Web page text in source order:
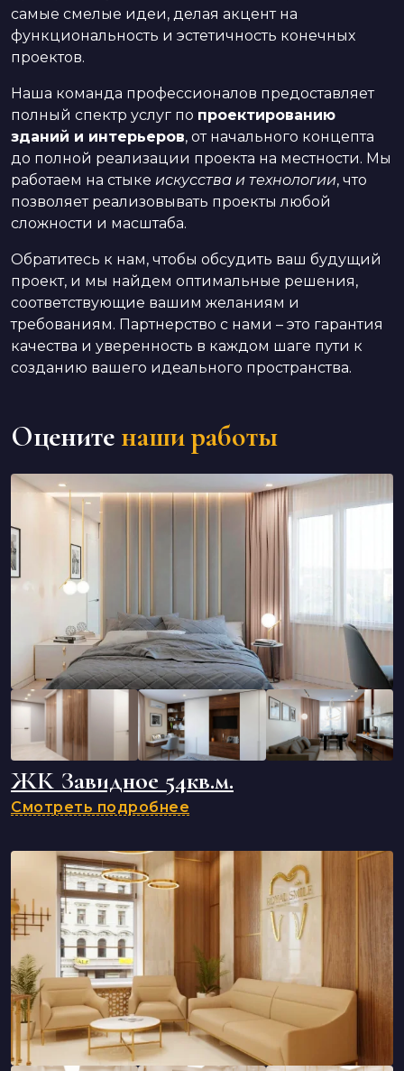
самые смелые идеи, делая акцент на
функциональность и эстетичность конечных
проектов.
Наша команда профессионалов предоставляет
полный спектр услуг по проектированию
зданий и интерьеров, от начального концепта
до полной реализации проекта на местности. Мы
работаем на стыке искусства и технологии, что
позволяет реализовывать проекты любой
сложности и масштаба.
Обратитесь к нам, чтобы обсудить ваш будущий
проект, и мы найдем оптимальные решения,
соответствующие вашим желаниям и
требованиям. Партнерство с нами – это гарантия
качества и уверенность в каждом шаге пути к
созданию вашего идеального пространства.
Оцените наши работы
ЖК Завидное 54кв.м.
Смотреть подробнее